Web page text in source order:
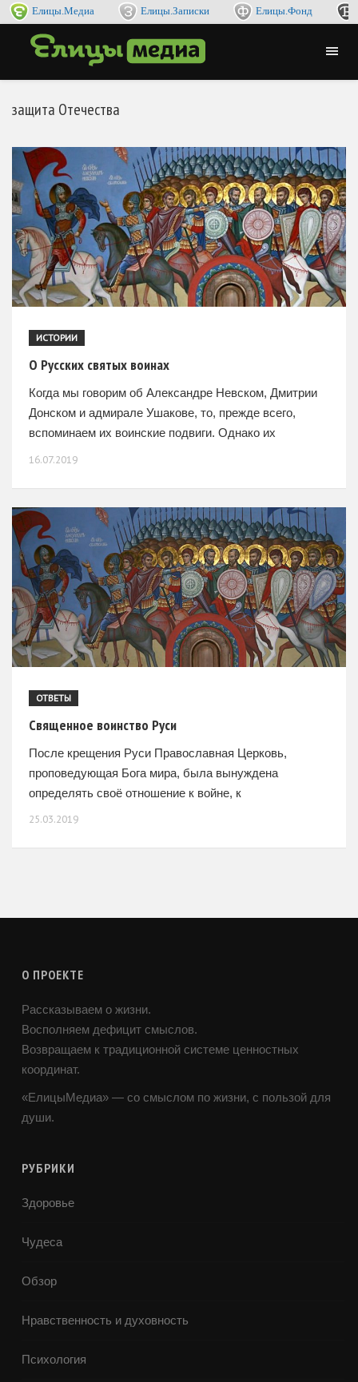
Елицы.Медиа Елицы.Записки Елицы.Фонд
защита Отечества
ИСТОРИИ
О Русских святых воинах
Когда мы говорим об Александре Невском, Дмитрии
Донском и адмирале Ушакове, то, прежде всего,
вспоминаем их воинские подвиги. Однако их
объединяют не только славные победы, но и
16.07.2019
ОТВЕТЫ
Священное воинство Руси
После крещения Руси Православная Церковь,
проповедующая Бога мира, была вынуждена
определять своё отношение к войне, к
необходимости обнажать меч для защиты мирных
25.03.2019
О ПРОЕКТЕ
Рассказываем о жизни.
Восполняем дефицит смыслов.
Возвращаем к традиционной системе ценностных
координат.
«ЕлицыМедиа» — со смыслом по жизни, с пользой для
души.
РУБРИКИ
Здоровье
Чудеса
Обзор
Нравственность и духовность
Психология